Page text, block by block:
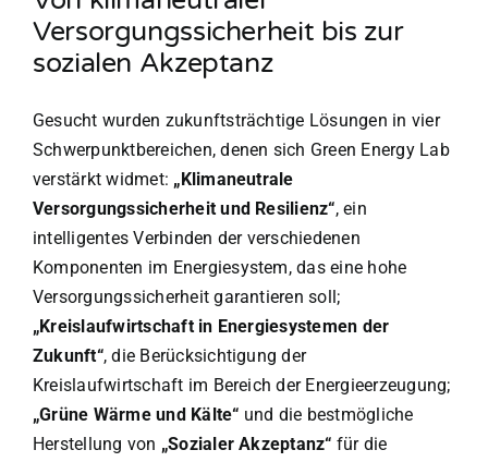
Versorgungssicherheit bis zur
sozialen Akzeptanz
Gesucht wurden zukunftsträchtige Lösungen in vier
Schwerpunktbereichen, denen sich Green Energy Lab
verstärkt widmet: „ Klimaneutrale
Versorgungssicherheit und Resilienz“, ein
intelligentes Verbinden der verschiedenen
Komponenten im Energiesystem, das eine hohe
Versorgungssicherheit garantieren soll;
„Kreislaufwirtschaft in Energiesystemen der
Zukunft“, die Berücksichtigung der
Kreislaufwirtschaft im Bereich der Energieerzeugung;
„Grüne Wärme und Kälte“ und die bestmögliche
Herstellung von „Sozialer Akzeptanz“ für die